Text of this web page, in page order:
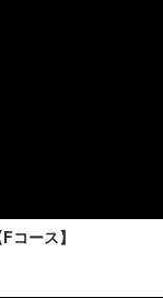
コース】